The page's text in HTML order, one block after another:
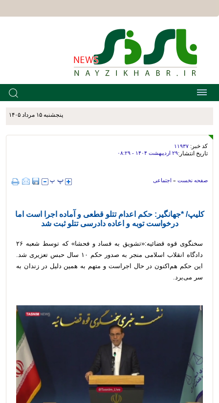
پنجشنبه ۱۵ مرداد ۱۴۰۵
کد خبر: ۱۱۹۳۷
تاریخ انتشار:۲۹ ارديبهشت ۱۴۰۴ - ۰۸:۲۹
صفحه نخست » اجتماعی
کلیپ/ *جهانگیر: حکم اعدام تتلو قطعی و آماده اجرا است اما
درخواست توبه و اعاده دادرسی تتلو ثبت شد
سخنگوی قوه قضائیه:«تشویق به فساد و فحشا» که توسط شعبه ۲۶
دادگاه انقلاب اسلامی منجر به صدور حکم ۱۰ سال حبس تعزیری شد.
این حکم هم‌اکنون در حال اجراست و متهم به همین دلیل در زندان به
سر می‌برد.